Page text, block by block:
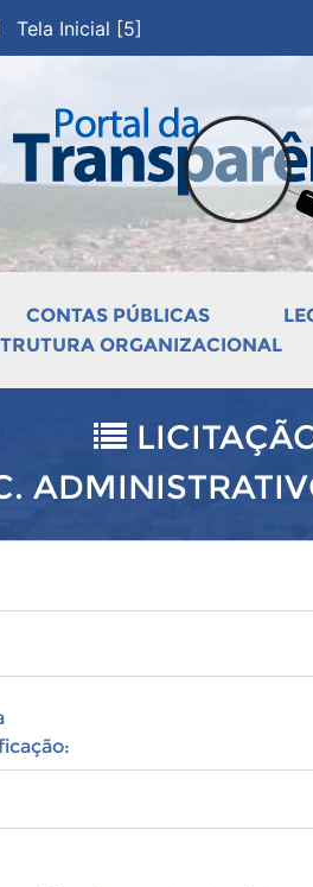
Tela Inicial [5]
CONTAS PÚBLICAS
ORGANIZACIONAL